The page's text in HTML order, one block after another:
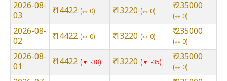
2026-08-
03
₹ 14422 ⇿ 0 ₹ 13220 ⇿ 0
₹ 235000
⇿ 0
2026-08-
02
₹ 14422 ⇿ 0 ₹ 13220 ⇿ 0
₹ 235000
⇿ 0
2026-08-
01
₹ 14422 ▼ -38 ₹ 13220 ▼ -35
₹ 235000
⇿ 0